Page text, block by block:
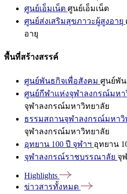
ศูนย์เอ็มเน็ต ศูนย์เอ็มเน็ต
ศูนย์ส่งเสริมสุขภาวะผู้สูงอายุ
อายุ
พื้นที่สร้างสรรค์
ศูนย์พันธกิจเพื่อสังคม ศูนย์พัน
ศูนย์กีฬาแห่งจุฬาลงกรณ์มหา
จุฬาลงกรณ์มหาวิทยาลัย
ธรรมสถานจุฬาลงกรณ์มหาวิ
จุฬาลงกรณ์มหาวิทยาลัย
อุทยาน 100 ปี จุฬาฯ อุทยาน
จุฬาลงกรณ์ราชบรรณาลัย จุ
Highlights
ข่าวสารทั้งหมด